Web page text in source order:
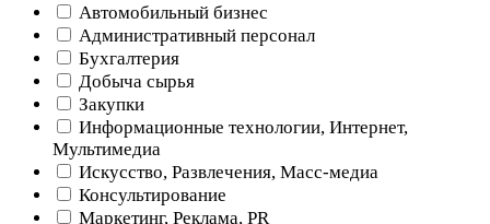
Автомобильный бизнес
Административный персонал
Бухгалтерия
Добыча сырья
Закупки
Информационные технологии, Интернет,
Мультимедиа
Искусство, Развлечения, Масс-медиа
Консультирование
Маркетинг, Реклама, PR